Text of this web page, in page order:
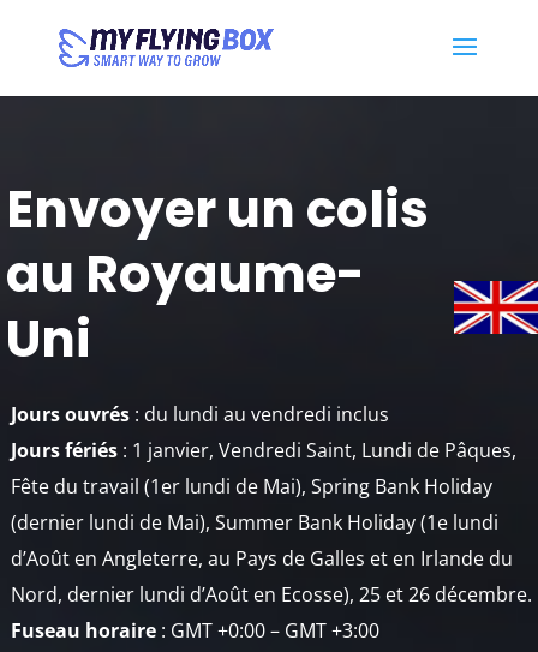
Envoyer un colis
au Royaume-
Uni
Jours ouvrés : du lundi au vendredi inclus
Jours fériés : 1 janvier, Vendredi Saint, Lundi de Pâques,
Fête du travail (1er lundi de Mai), Spring Bank Holiday
(dernier lundi de Mai), Summer Bank Holiday (1e lundi
d’Août en Angleterre, au Pays de Galles et en Irlande du
Nord, dernier lundi d’Août en Ecosse), 25 et 26 décembre.
Fuseau horaire : GMT +0:00 – GMT +3:00